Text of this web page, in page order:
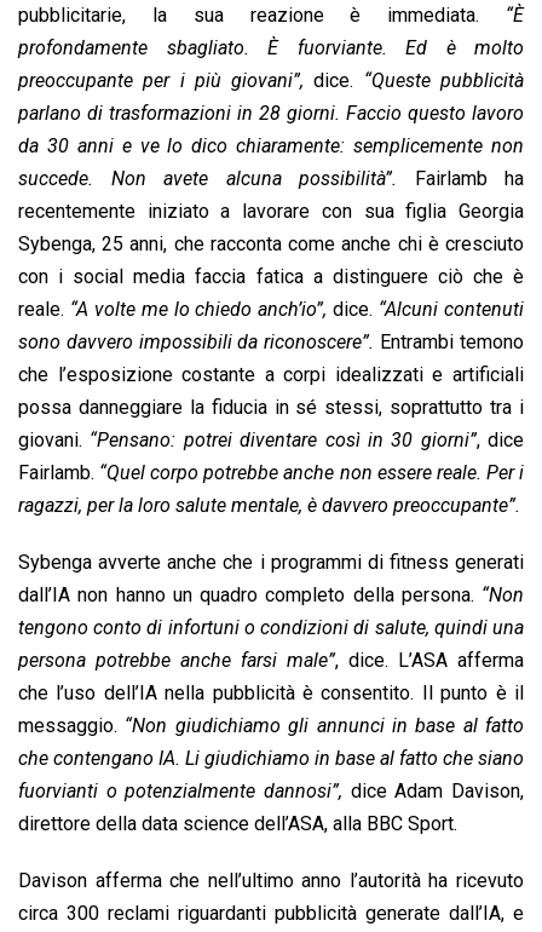
pubblicitarie, la sua reazione è immediata. “È
profondamente sbagliato. È fuorviante. Ed è molto
preoccupante per i più giovani”, dice. “Queste pubblicità
parlano di trasformazioni in 28 giorni. Faccio questo lavoro
da 30 anni e ve lo dico chiaramente: semplicemente non
succede. Non avete alcuna possibilità”. Fairlamb ha
recentemente iniziato a lavorare con sua figlia Georgia
Sybenga, 25 anni, che racconta come anche chi è cresciuto
con i social media faccia fatica a distinguere ciò che è
reale. “A volte me lo chiedo anch’io”, dice. “Alcuni contenuti
sono davvero impossibili da riconoscere”. Entrambi temono
che l’esposizione costante a corpi idealizzati e artificiali
possa danneggiare la fiducia in sé stessi, soprattutto tra i
giovani. “Pensano: potrei diventare così in 30 giorni”, dice
Fairlamb. “Quel corpo potrebbe anche non essere reale. Per i
ragazzi, per la loro salute mentale, è davvero preoccupante”.
Sybenga avverte anche che i programmi di fitness generati
dall’IA non hanno un quadro completo della persona. “Non
tengono conto di infortuni o condizioni di salute, quindi una
persona potrebbe anche farsi male”, dice. L’ASA afferma
che l’uso dell’IA nella pubblicità è consentito. Il punto è il
messaggio. “Non giudichiamo gli annunci in base al fatto
che contengano IA. Li giudichiamo in base al fatto che siano
fuorvianti o potenzialmente dannosi”, dice Adam Davison,
direttore della data science dell’ASA, alla BBC Sport.
Davison afferma che nell’ultimo anno l’autorità ha ricevuto
circa 300 reclami riguardanti pubblicità generate dall’IA, e